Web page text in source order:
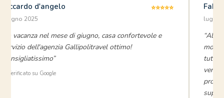
Riccardo d'angelo
giugno 2025
⭐⭐⭐⭐⭐
“In vacanza nel mese di giugno, casa confortevole e
servizio dell'agenzia Gallipolitravel ottimo!
Consigliatissimo”
⭐ Verificato su Google
luglio
molto
tutte